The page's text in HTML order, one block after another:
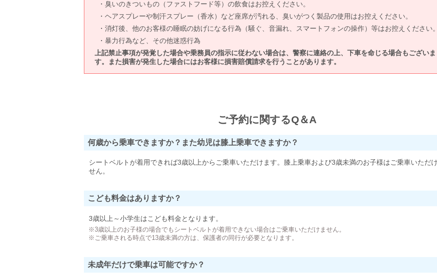
臭いのきついもの（ファストフード等）の飲食はお控えください。
ヘアスプレーや制汗スプレー（香水）など座席が汚れる、臭いがつく製品の使用はお控えください。
消灯後、他のお客様の睡眠の妨げになる行為（騒ぐ、音漏れ、スマートフォンの操作）等はお控えください
暴力行為など、その他迷惑行為
上記禁止事項が発覚した場合や乗務員の指示に従わない場合は、警察に連絡の上、下車を命じる場合もございま
す。また損害が発生した場合にはお客様に損害賠償請求を行うことがあります。
ご予約に関するQ＆A
何歳から乗車できますか？また幼児は膝上乗車できますか？
シートベルトが着用できれば3歳以上からご乗車いただけます。膝上乗車および3歳未満のお子様はご乗車いただ
せん。
こども料金はありますか？
3歳以上～小学生はこども料金となります。
※3歳以上のお子様の場合でもシートベルトが着用できない場合はご乗車いただけません。
※ご乗車される時点で13歳未満の方は、保護者の同行が必要となります。
未成年だけで乗車は可能ですか？